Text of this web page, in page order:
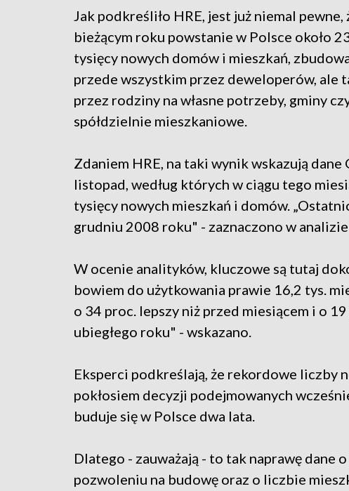
Jak podkreśliło HRE, jest już niemal pewne,
bieżącym roku powstanie w Polsce około
tysięcy nowych domów i mieszkań,
przede wszystkim przez deweloperów, ale
przez rodziny na własne potrzeby, gminy
spółdzielnie mieszkaniowe.
Zdaniem HRE, na taki wynik wskazują
listopad, według których w ciągu tego
tysięcy nowych mieszkań i domów.
grudniu 2008 roku" - zaznaczono w analizie
W ocenie analityków, kluczowe są tutaj
bowiem do użytkowania prawie 16,2 tys.
o 34 proc. lepszy niż przed miesiącem i o
ubiegłego roku" - wskazano.
Eksperci podkreślają, że rekordowe liczby
pokłosiem decyzji podejmowanych
buduje się w Polsce dwa lata.
Dlatego - zauważają - to tak naprawę dane
pozwoleniu na budowę oraz o liczbie